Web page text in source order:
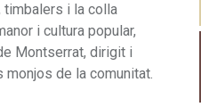
timbalers i la colla
i cultura popular,
Montserrat, dirigit i
de la comunitat.